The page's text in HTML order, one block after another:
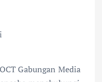
Gabungan Media